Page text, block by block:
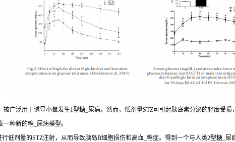
广泛用于诱导小鼠发生1型糖_尿病。然而，低剂量STZ可引起胰岛素分泌的轻度受
种新的糖_尿病模型。
剂量的STZ注射，从而导致胰岛B细胞损伤和高血_糖症。得到一个与人类2型糖_